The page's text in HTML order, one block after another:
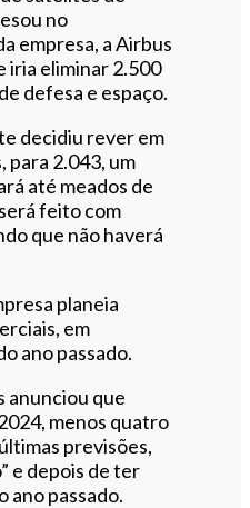
no
empresa, a Airbus
iria eliminar 2.500
defesa e espaço.
decidiu rever em
para 2.043, um
até meados de
feito com
que não haverá
planeia
em
ano passado.
anunciou que
menos quatro
previsões,
e depois de ter
ano passado.